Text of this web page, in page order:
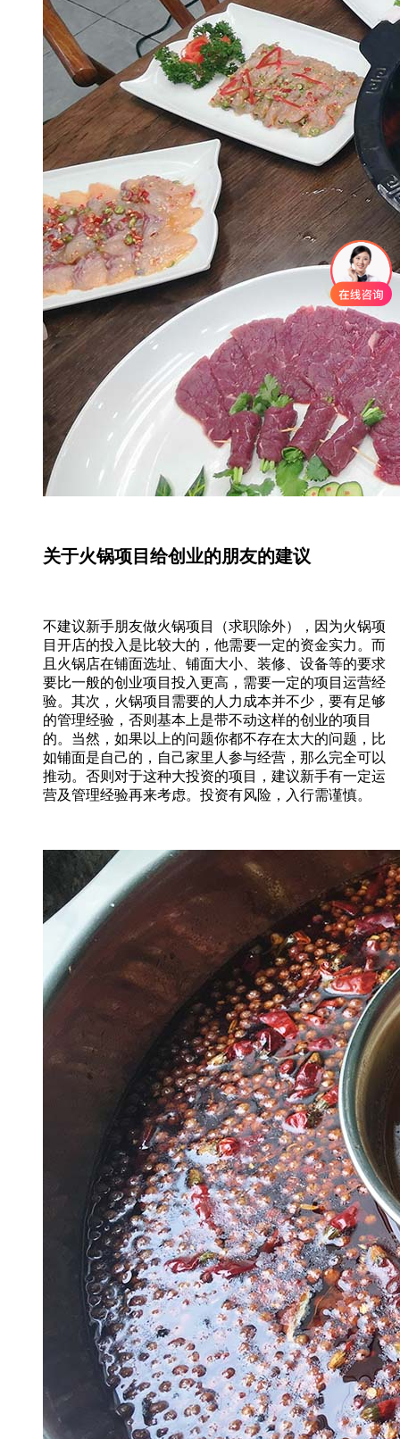
关于火锅项目给创业的朋友的建议
不建议新手朋友做火锅项目（求职除外），因为火锅项
目开店的投入是比较大的，他需要一定的资金实力。而
且火锅店在铺面选址、铺面大小、装修、设备等的要求
要比一般的创业项目投入更高，需要一定的项目运营经
验。其次，火锅项目需要的人力成本并不少，要有足够
的管理经验，否则基本上是带不动这样的创业的项目
的。当然，如果以上的问题你都不存在太大的问题，比
如铺面是自己的，自己家里人参与经营，那么完全可以
推动。否则对于这种大投资的项目，建议新手有一定运
营及管理经验再来考虑。投资有风险，入行需谨慎。